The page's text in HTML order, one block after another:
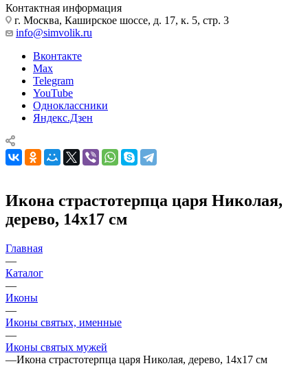
Контактная информация
г. Москва, Каширское шоссе, д. 17, к. 5, стр. 3
info@simvolik.ru
Вконтакте
Max
Telegram
YouTube
Одноклассники
Яндекс.Дзен
Икона страстотерпца царя Николая,
дерево, 14х17 см
Главная
—
Каталог
—
Иконы
—
Иконы святых, именные
—
Иконы святых мужей
—Икона страстотерпца царя Николая, дерево, 14х17 см